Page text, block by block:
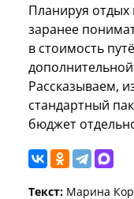
Планируя отдых
заранее
в стоимость
Рассказываем,
стандартный
бюджет
Текст: Марина